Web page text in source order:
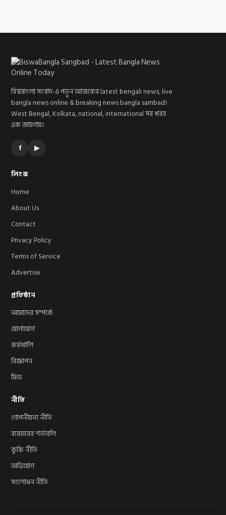
বিশ্ববাংলা সংবাদ-এ পড়ুন আজকের latest bengali news, live
bangla news online & breaking news bangla sambad।
West Bengal, Kolkata, national, international সব খবর
এক জায়গায়।
f ▶
লিংক
Home
About Us
Contact
Privacy Policy
Terms of Service
Advertise
প্রতিষ্ঠান
আমাদের সম্পর্কে
যোগাযোগ
কর্মখালি
বিজ্ঞাপন
ফিড
নীতি
গোপনীয়তা নীতি
ব্যবহারের শর্তাবলি
কুকি নীতি
অভিযোগ
সংশোধন নীতি